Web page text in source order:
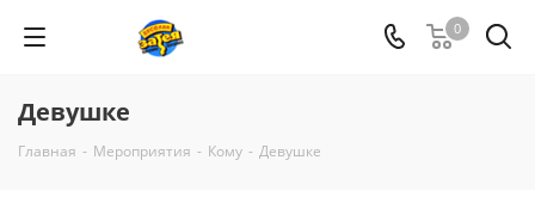
0
Девушке
Главная - Мероприятия - Кому - Девушке